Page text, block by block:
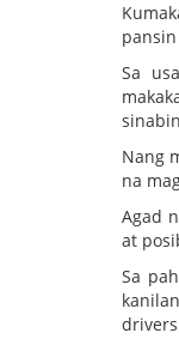
Sa
Nang
na
Agad
at
Sa